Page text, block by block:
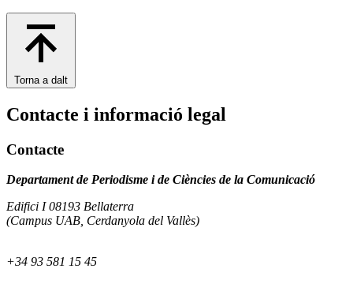
Torna a dalt
Contacte i informació legal
Contacte
Departament de Periodisme i de Ciències de la Comunicació
Edifici I 08193 Bellaterra
(Campus UAB, Cerdanyola del Vallès)
+34 93 581 15 45